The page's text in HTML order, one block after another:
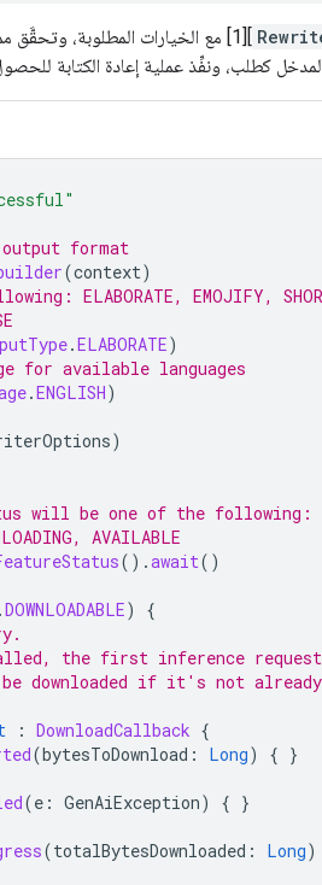
][1] مع الخيارات المطلوبة، وتحقَّق
المدخل كطلب، ونفِّذ عملية إعادة الكتابة
format
(context)
ELABORATE, EMOJIFY,
.ELABORATE)
for available languages
.ENGLISH)
)
will be one of the following:
AVAILABLE
().await()
.DOWNLOADABLE)
{
the first inference
downloaded if it's not already
: DownloadCallback {
(bytesToDownload : Long) { }
(e : GenAiException) { }
(totalBytesDownloaded : Long)